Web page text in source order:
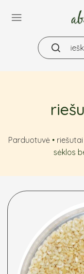
Parduotuvė•
sėklos